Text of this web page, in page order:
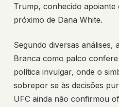
Trump, conhecido apoiante
próximo de Dana White.
Segundo diversas análises,
Branca como palco
política invulgar, onde o
sobrepor se às decisões
UFC ainda não confirmou